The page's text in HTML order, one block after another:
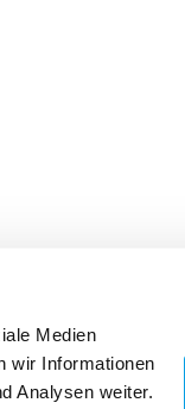
Medien
wir Informationen
Analysen weiter.